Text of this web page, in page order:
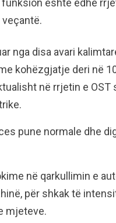
është edhe
nga disa avari
kohëzgjatje deri në
në rrjetin e OST
pune normale dhe
në qarkullimin e
për shkak të
mjeteve.